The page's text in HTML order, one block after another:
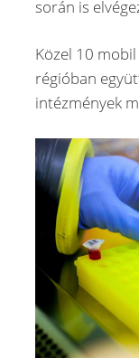
során is
Közel 10
régióban
intézmények